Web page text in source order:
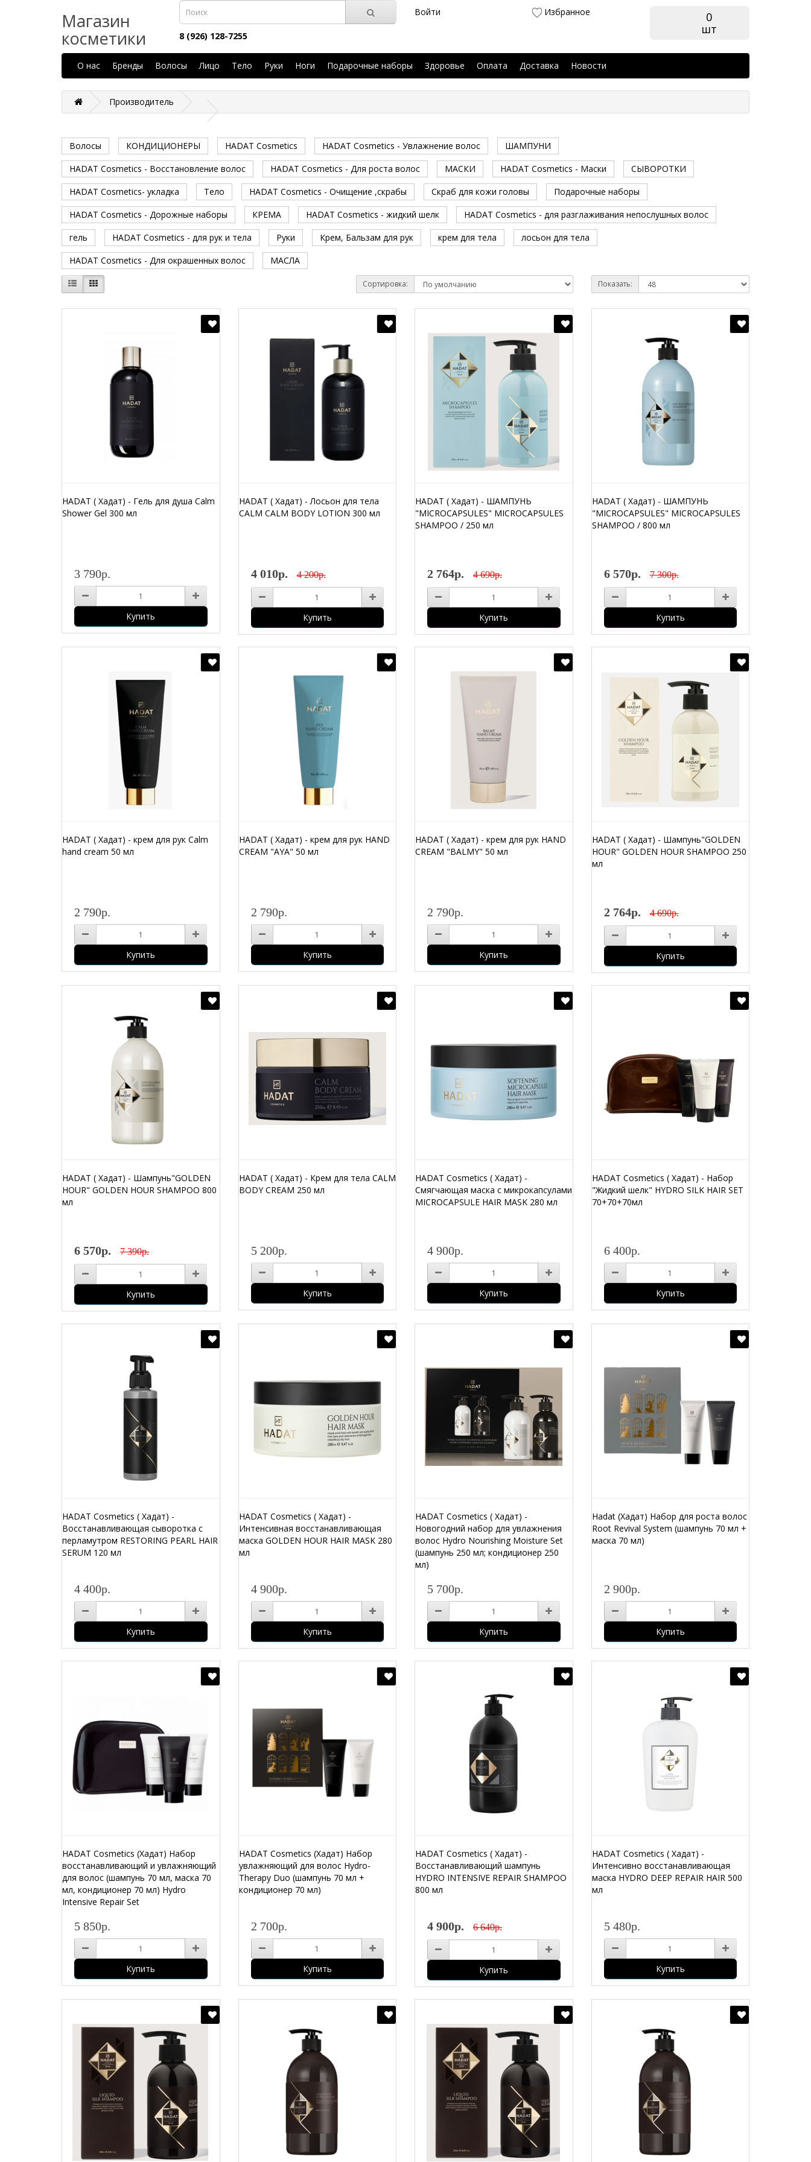
Магазин
косметики 8 (926) 128-7255
Войти Избранное
0
шт
О нас Бренды Волосы Лицо Тело Руки Ноги Подарочные наборы Здоровье Оплата Доставка Новости
Производитель
Волосы КОНДИЦИОНЕРЫ HADAT Cosmetics HADAT Cosmetics - Увлажнение волос
ШАМПУНИ
HADAT Cosmetics - Восстановление волос
HADAT Cosmetics - Для роста волос МАСКИ HADAT Cosmetics - Маски
СЫВОРОТКИ
HADAT Cosmetics- укладка
Тело HADAT Cosmetics - Очищение ,скрабы Скраб для кожи головы
Подарочные наборы
HADAT Cosmetics - Дорожные наборы
КРЕМА HADAT Cosmetics - жидкий шелк
HADAT Cosmetics - для разглаживания непослушных волос
гель
HADAT Cosmetics - для рук и тела Руки Крем, Бальзам для рук крем для тела
лосьон для тела
HADAT Cosmetics - Для окрашенных волос
МАСЛА
Сортировка: Показать:
HADAT ( Хадат) - Гель для душа Calm
Shower Gel 300 мл
3 790р.
Купить
HADAT ( Хадат) - Лосьон для тела
CALM CALM BODY LOTION 300 мл
4 010р. 4 200р.
Купить
HADAT ( Хадат) - ШАМПУНЬ
"MICROCAPSULES" MICROCAPSULES
SHAMPOO / 250 мл
2 764р. 4 690р.
Купить
HADAT ( Хадат) - ШАМПУНЬ
"MICROCAPSULES" MICROCAPSULES
SHAMPOO / 800 мл
6 570р. 7 300р.
Купить
HADAT ( Хадат) - крем для рук Calm
hand cream 50 мл
2 790р.
Купить
HADAT ( Хадат) - крем для рук HAND
CREAM "AYA" 50 мл
2 790р.
Купить
HADAT ( Хадат) - крем для рук HAND
CREAM "BALMY" 50 мл
2 790р.
Купить
HADAT ( Хадат) - Шампунь"GOLDEN
HOUR" GOLDEN HOUR SHAMPOO 250
мл
2 764р. 4 690р.
Купить
HADAT ( Хадат) - Шампунь"GOLDEN
HOUR" GOLDEN HOUR SHAMPOO 800
мл
6 570р. 7 390р.
Купить
HADAT ( Хадат) - Крем для тела CALM
BODY CREAM 250 мл
5 200р.
Купить
HADAT Cosmetics ( Хадат) -
Смягчающая маска с микрокапсулами
MICROCAPSULE HAIR MASK 280 мл
4 900р.
Купить
HADAT Cosmetics ( Хадат) - Набор
"Жидкий шелк" HYDRO SILK HAIR SET
70+70+70мл
6 400р.
Купить
HADAT Cosmetics ( Хадат) -
Восстанавливающая сыворотка с
перламутром RESTORING PEARL HAIR
SERUM 120 мл
4 400р.
Купить
HADAT Cosmetics ( Хадат) -
Интенсивная восстанавливающая
маска GOLDEN HOUR HAIR MASK 280
мл
4 900р.
Купить
HADAT Cosmetics ( Хадат) -
Новогодний набор для увлажнения
волос Hydro Nourishing Moisture Set
(шампунь 250 мл; кондиционер 250
мл)
5 700р.
Купить
Hadat (Хадат) Набор для роста волос
Root Revival System (шампунь 70 мл +
маска 70 мл)
2 900р.
Купить
HADAT Cosmetics (Хадат) Набор
восстанавливающий и увлажняющий
для волос (шампунь 70 мл, маска 70
мл, кондиционер 70 мл) Hydro
Intensive Repair Set
5 850р.
Купить
HADAT Cosmetics (Хадат) Набор
увлажняющий для волос Hydro-
Therapy Duo (шампунь 70 мл +
кондиционер 70 мл)
2 700р.
Купить
HADAT Cosmetics ( Хадат) -
Восстанавливающий шампунь
HYDRO INTENSIVE REPAIR SHAMPOO
800 мл
4 900р. 6 640р.
Купить
HADAT Cosmetics ( Хадат) -
Интенсивно восстанавливающая
маска HYDRO DEEP REPAIR HAIR 500
мл
5 480р.
Купить